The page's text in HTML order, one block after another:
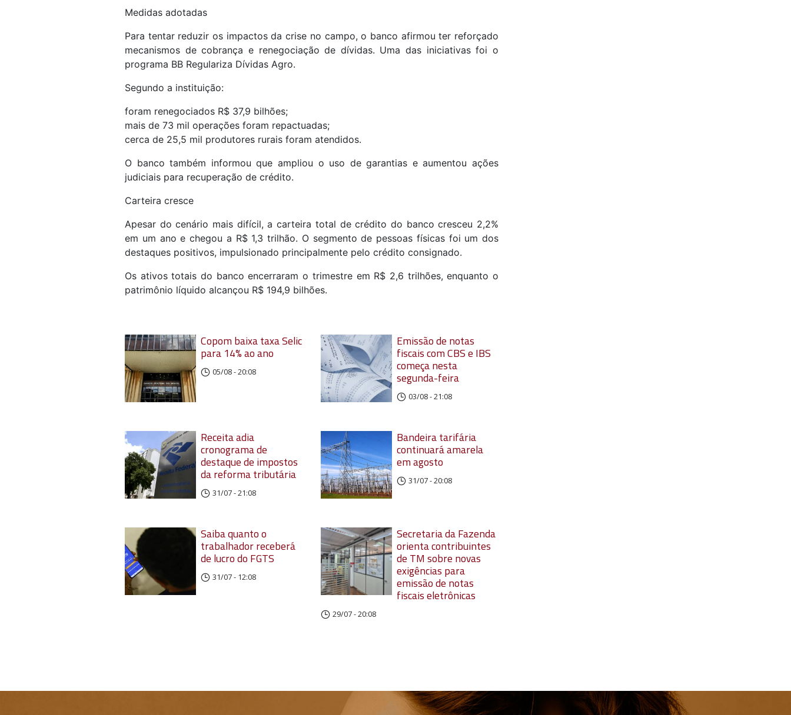
Medidas adotadas
Para tentar reduzir os impactos da crise no campo, o banco afirmou ter reforçado
mecanismos de cobrança e renegociação de dívidas. Uma das iniciativas foi o
programa BB Regulariza Dívidas Agro.
Segundo a instituição:
foram renegociados R$ 37,9 bilhões;
mais de 73 mil operações foram repactuadas;
cerca de 25,5 mil produtores rurais foram atendidos.
O banco também informou que ampliou o uso de garantias e aumentou ações
judiciais para recuperação de crédito.
Carteira cresce
Apesar do cenário mais difícil, a carteira total de crédito do banco cresceu 2,2%
em um ano e chegou a R$ 1,3 trilhão. O segmento de pessoas físicas foi um dos
destaques positivos, impulsionado principalmente pelo crédito consignado.
Os ativos totais do banco encerraram o trimestre em R$ 2,6 trilhões, enquanto o
patrimônio líquido alcançou R$ 194,9 bilhões.
Copom baixa taxa Selic
para 14% ao ano
05/08 - 20:08
Emissão de notas
fiscais com CBS e IBS
começa nesta
segunda-feira
03/08 - 21:08
Receita adia
cronograma de
destaque de impostos
da reforma tributária
31/07 - 21:08
Bandeira tarifária
continuará amarela
em agosto
31/07 - 20:08
Saiba quanto o
trabalhador receberá
de lucro do FGTS
31/07 - 12:08
Secretaria da Fazenda
orienta contribuintes
de TM sobre novas
exigências para
emissão de notas
fiscais eletrônicas
29/07 - 20:08